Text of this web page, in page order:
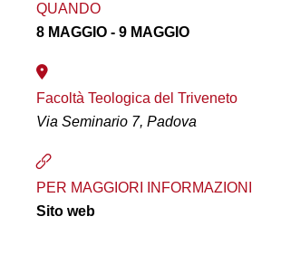
QUANDO
8 MAGGIO - 9 MAGGIO
Facoltà Teologica del Triveneto
Via Seminario 7, Padova
PER MAGGIORI INFORMAZIONI
Sito web